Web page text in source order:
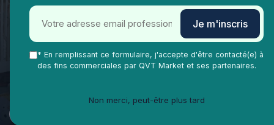
Réussir son livret 2 VAE
auxiliaire de puériculture :
conseils pour valoriser son
Je m'inscris
* En remplissant ce formulaire, j'accepte d'être contacté(e) à
des fins commerciales par QVT Market et ses partenaires.
Non merci, peut-être plus tard